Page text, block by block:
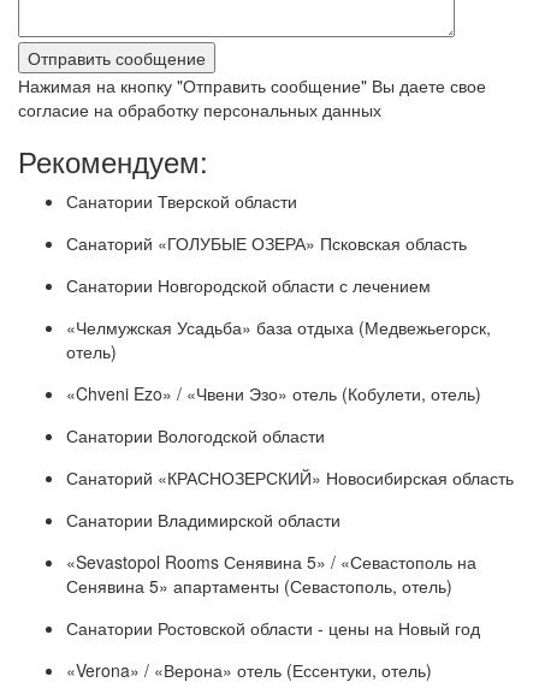
Нажимая на кнопку "Отправить сообщение" Вы даете свое
согласие на обработку персональных данных
Рекомендуем:
Санатории Тверской области
Санаторий «ГОЛУБЫЕ ОЗЕРА» Псковская область
Санатории Новгородской области с лечением
«Челмужская Усадьба» база отдыха (Медвежьегорск,
отель)
«Chveni Ezo» / «Чвени Эзо» отель (Кобулети, отель)
Санатории Вологодской области
Санаторий «КРАСНОЗЕРСКИЙ» Новосибирская область
Санатории Владимирской области
«Sevastopol Rooms Сенявина 5» / «Севастополь на
Сенявина 5» апартаменты (Севастополь, отель)
Санатории Ростовской области - цены на Новый год
«Verona» / «Верона» отель (Ессентуки, отель)